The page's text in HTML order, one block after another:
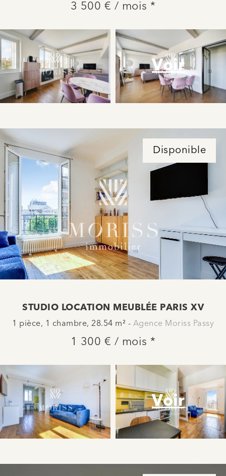
3 500 € / mois *
Voir
Disponible
STUDIO LOCATION MEUBLÉE PARIS XV
1 pièce, 1 chambre, 28.54 m² - Agence Moriss Passy
1 300 € / mois *
Voir